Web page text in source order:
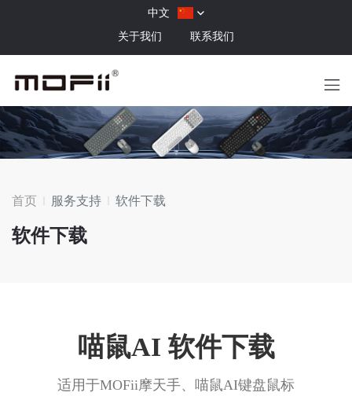
中文
关于我们
联系我们
首页 服务支持 软件下载
软件下载
喵鼠AI 软件下载
适用于MOFii摩天手、喵鼠AI键盘鼠标